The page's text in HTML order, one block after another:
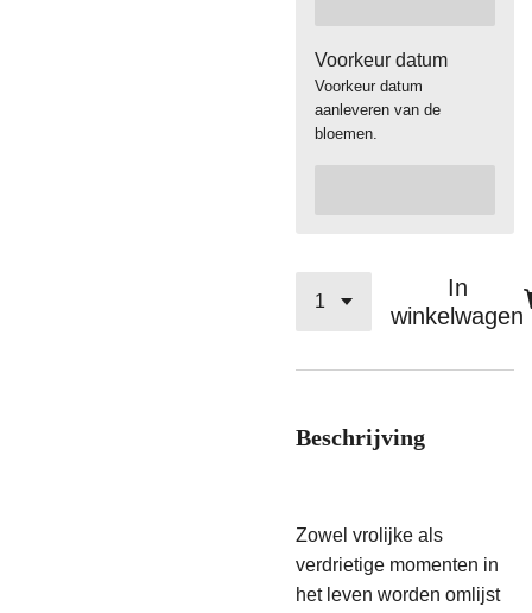
Voorkeur datum
Voorkeur datum
aanleveren van de
bloemen.
In
winkelwagen
Beschrijving
Zowel vrolijke als
verdrietige momenten in
het leven worden omlijst